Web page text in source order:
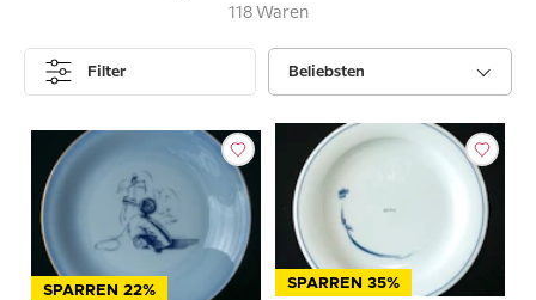
118 Waren
Filter Beliebsten
SPARREN 22% SPARREN 35%